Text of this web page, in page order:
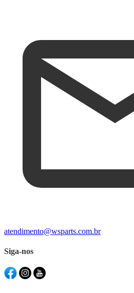
atendimento@wsparts.com.br
Siga-nos